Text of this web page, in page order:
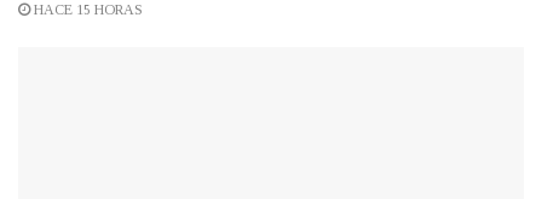
HACE 15 HORAS